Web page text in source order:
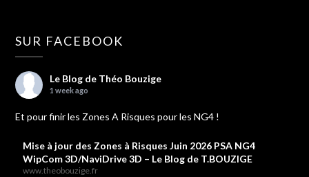
SUR FACEBOOK
Le Blog de Théo Bouzige
1 week ago
Et pour finir les Zones A Risques pour les NG4 !
Mise à jour des Zones à Risques Juin 2026 PSA NG4
WipCom 3D/NaviDrive 3D – Le Blog de T.BOUZIGE
www.theobouzige.fr